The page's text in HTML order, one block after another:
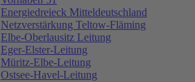
Energiedreieck Mitteldeutschland
Netzverstärkung Teltow-Fläming
Elbe-Oberlausitz Leitung
Eger-Elster-Leitung
Müritz-Elbe-Leitung
Ostsee-Havel-Leitung